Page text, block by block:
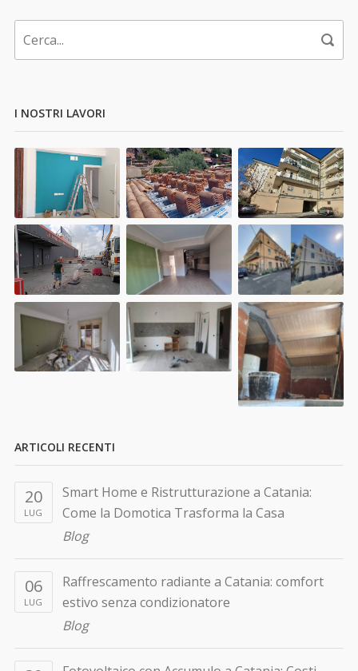
I NOSTRI LAVORI
ARTICOLI RECENTI
20
LUG
Smart Home e Ristrutturazione a Catania:
Come la Domotica Trasforma la Casa
Blog
06
LUG
Raffrescamento radiante a Catania: comfort
estivo senza condizionatore
Blog